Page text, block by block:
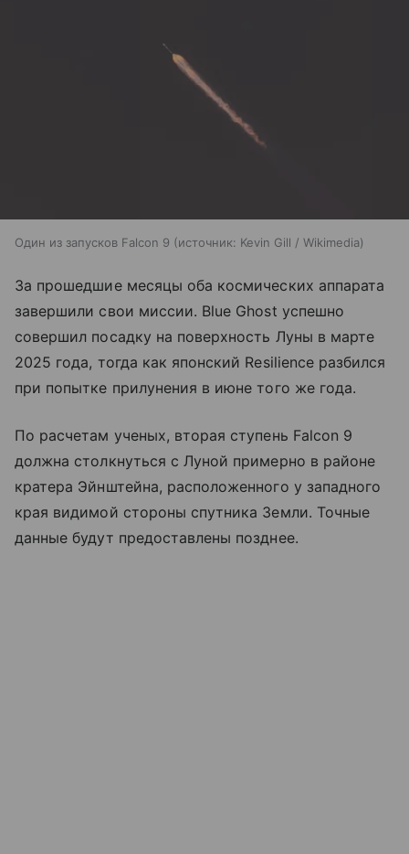
Один из запусков Falcon 9 источник: Kevin Gill / Wikimedia
За прошедшие месяцы оба космических аппарата
завершили свои миссии. Blue Ghost успешно
совершил посадку на поверхность Луны в марте
2025 года, тогда как японский Resilience разбился
при попытке прилунения в июне того же года.
По расчетам ученых, вторая ступень Falcon 9
должна столкнуться с Луной примерно в районе
кратера Эйнштейна, расположенного у западного
края видимой стороны спутника Земли. Точные
данные будут предоставлены позднее.